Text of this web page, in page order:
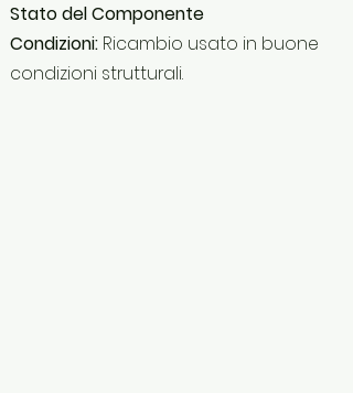
Stato del Componente
Condizioni: Ricambio usato in buone
condizioni strutturali.